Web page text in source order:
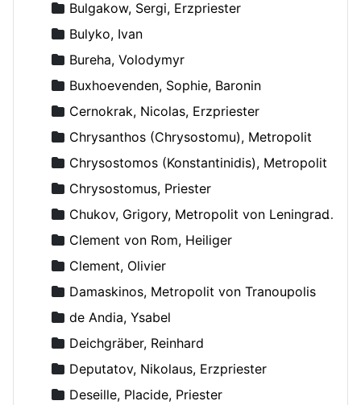
Bulgakow, Sergi, Erzpriester
Bulyko, Ivan
Bureha, Volodymyr
Buxhoevenden, Sophie, Baronin
Cernokrak, Nicolas, Erzpriester
Chrysanthos (Chrysostomu), Metropolit
Chrysostomos (Konstantinidis), Metropolit
Chrysostomus, Priester
Chukov, Grigory, Metropolit von Leningrad und Novgorod
Clement von Rom, Heiliger
Clement, Olivier
Damaskinos, Metropolit von Tranoupolis
de Andia, Ysabel
Deichgräber, Reinhard
Deputatov, Nikolaus, Erzpriester
Deseille, Placide, Priester